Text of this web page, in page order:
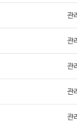
관
관
관
관
관